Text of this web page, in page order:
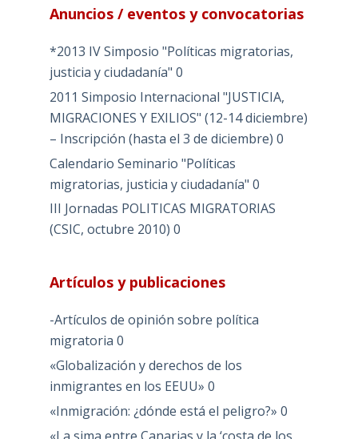
Anuncios / eventos y convocatorias
*2013 IV Simposio "Políticas migratorias,
justicia y ciudadanía" 0
2011 Simposio Internacional "JUSTICIA,
MIGRACIONES Y EXILIOS" (12-14 diciembre)
– Inscripción (hasta el 3 de diciembre) 0
Calendario Seminario "Políticas
migratorias, justicia y ciudadanía" 0
III Jornadas POLITICAS MIGRATORIAS
(CSIC, octubre 2010) 0
Artículos y publicaciones
-Artículos de opinión sobre política
migratoria 0
«Globalización y derechos de los
inmigrantes en los EEUU» 0
«Inmigración: ¿dónde está el peligro?» 0